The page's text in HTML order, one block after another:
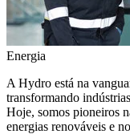
Energia
A Hydro está na
transformando
Hoje, somos pioneiros
energias renováveis e